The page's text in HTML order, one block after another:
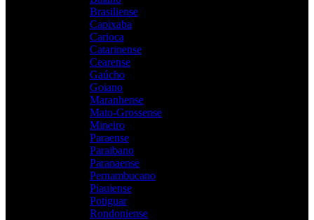
Brasiliense
Capixaba
Carioca
Catarinense
Cearense
Gaúcho
Goiano
Maranhense
Mato-Grossense
Mineiro
Paraense
Paraibano
Paranaense
Pernambucano
Piauiense
Potiguar
Rondoniense